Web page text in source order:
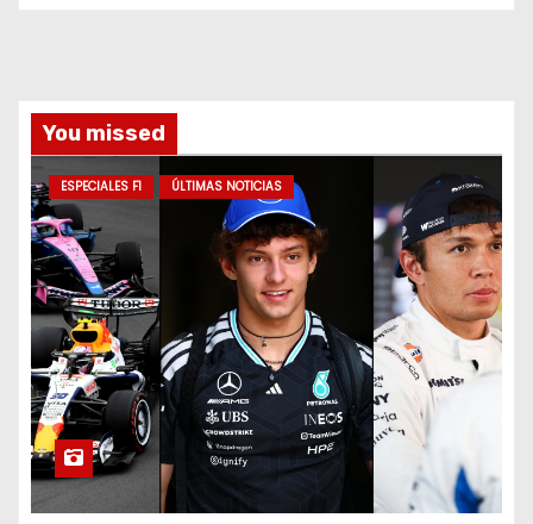
You missed
ESPECIALES F1 ÚLTIMAS NOTICIAS